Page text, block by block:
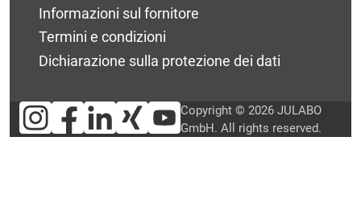
Informazioni sul fornitore
Termini e condizioni
Dichiarazione sulla protezione dei dati
Copyright © 2026 JULABO
GmbH. All rights reserved.